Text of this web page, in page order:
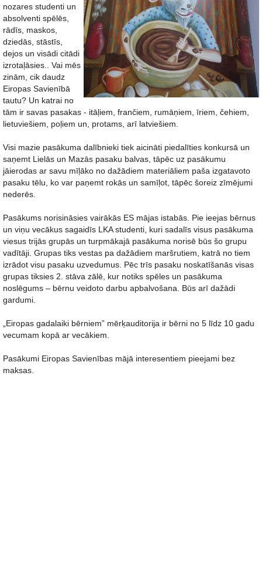
nozares studenti un
absolventi spēlēs,
rādīs, maskos,
dziedās, stāstīs,
dejos un visādi citādi
izrotaļāsies.. Vai mēs
zinām, cik daudz
Eiropas Savienībā
tautu? Un katrai no
tām ir savas pasakas - itāļiem, frančiem, rumāņiem, īriem, čehiem,
lietuviešiem, poļiem un, protams, arī latviešiem.
Visi mazie pasākuma dalībnieki tiek aicināti piedalīties konkursā un
saņemt Lielās un Mazās pasaku balvas, tāpēc uz pasākumu
jāierodas ar savu mīļāko no dažādiem materiāliem paša izgatavoto
pasaku tēlu, ko var paņemt rokās un samīļot, tāpēc šoreiz zīmējumi
nederēs.
Pasākums norisināsies vairākās ES mājas istabās. Pie ieejas bērnus
un viņu vecākus sagaidīs LKA studenti, kuri sadalīs visus pasākuma
viesus trijās grupās un turpmākajā pasākuma norisē būs šo grupu
vadītāji. Grupas tiks vestas pa dažādiem maršrutiem, katrā no tiem
izrādot visu pasaku uzvedumus. Pēc trīs pasaku noskatīšanās visas
grupas tiksies 2. stāva zālē, kur notiks spēles un pasākuma
noslēgums – bērnu veidoto darbu apbalvošana. Būs arī dažādi
gardumi.
„Eiropas gadalaiki bērniem” mērķauditorija ir bērni no 5 līdz 10 gadu
vecumam kopā ar vecākiem.
Pasākumi Eiropas Savienības mājā interesentiem pieejami bez
maksas.